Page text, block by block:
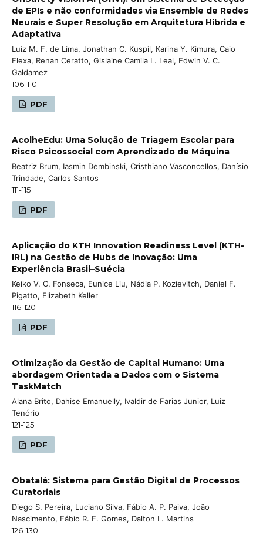
de EPIs e não conformidades via Ensemble de Redes
Neurais e Super Resolução em Arquitetura Híbrida e
Adaptativa
Luiz M. F. de Lima, Jonathan C. Kuspil, Karina Y. Kimura, Caio
Flexa, Renan Ceratto, Gislaine Camila L. Leal, Edwin V. C.
Galdamez
106-110
PDF
AcolheEdu: Uma Solução de Triagem Escolar para
Risco Psicossocial com Aprendizado de Máquina
Beatriz Brum, Iasmin Dembinski, Cristhiano Vasconcellos, Danísio
Trindade, Carlos Santos
111-115
PDF
Aplicação do KTH Innovation Readiness Level (KTH-
IRL) na Gestão de Hubs de Inovação: Uma
Experiência Brasil–Suécia
Keiko V. O. Fonseca, Eunice Liu, Nádia P. Kozievitch, Daniel F.
Pigatto, Elizabeth Keller
116-120
PDF
Otimização da Gestão de Capital Humano: Uma
abordagem Orientada a Dados com o Sistema
TaskMatch
Alana Brito, Dahise Emanuelly, Ivaldir de Farias Junior, Luiz
Tenório
121-125
PDF
Obatalá: Sistema para Gestão Digital de Processos
Curatoriais
Diego S. Pereira, Luciano Silva, Fábio A. P. Paiva, João
Nascimento, Fábio R. F. Gomes, Dalton L. Martins
126-130